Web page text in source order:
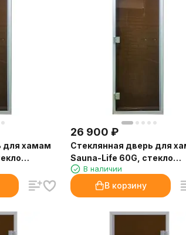
для хамам
26 900 ₽
Стеклянная дверь для
Sauna-Life 60G, стекло
бронза, 80x190 см.
В наличии
В корзину